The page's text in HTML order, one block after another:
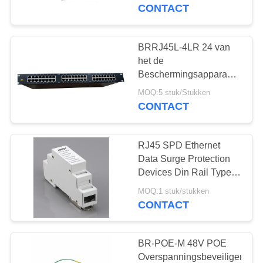
ONS
SHOW
SITEMAP
1schommeling
Type - het Apparaat
165
Type van
schommelings
Beschermend
29
China ethernet
CONTACT
BRRJ45L-4LR 24 van
het de
Beschermingsapparaat
van de Havenrj45
Ethernet Schommeling
MOQ:5 stuk/Stukken
CONTACT
RJ45 SPD Ethernet
Data Surge Protection
Devices Din Rail Type
overspanningsbewaker
bliksemnet
MOQ:1 stuk/stukken
CONTACT
BR-POE-M 48V POE
Overspanningsbeveiliger